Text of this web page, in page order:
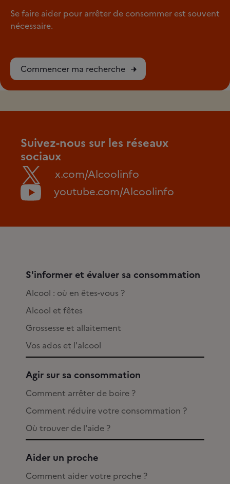
Se faire aider pour arrêter de consommer est souvent
nécessaire.
Commencer ma recherche
Suivez-nous sur les réseaux
sociaux
x.com/Alcoolinfo
youtube.com/Alcoolinfo
S'informer et évaluer sa consommation
Alcool : où en êtes-vous ?
Alcool et fêtes
Grossesse et allaitement
Vos ados et l'alcool
Agir sur sa consommation
Comment arrêter de boire ?
Comment réduire votre consommation ?
Où trouver de l'aide ?
Aider un proche
Comment aider votre proche ?